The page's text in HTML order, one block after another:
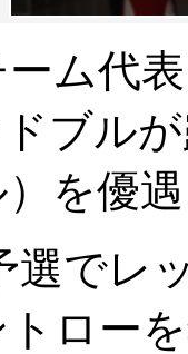
ム代
ブル
を優
選でレ
ロー